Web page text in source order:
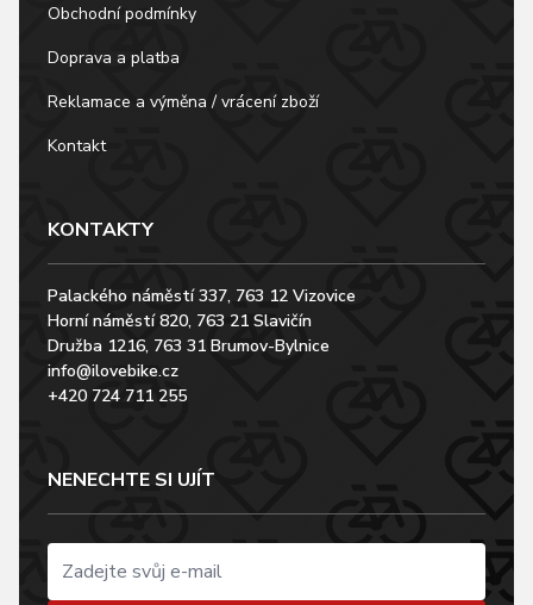
Obchodní podmínky
Doprava a platba
Reklamace a výměna / vrácení zboží
Kontakt
KONTAKTY
Palackého náměstí 337, 763 12 Vizovice
Horní náměstí 820, 763 21 Slavičín
Družba 1216, 763 31 Brumov-Bylnice
info@ilovebike.cz
+420 724 711 255
NENECHTE SI UJÍT